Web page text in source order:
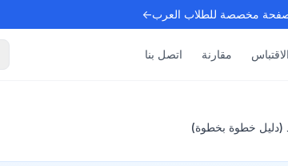
مخصصة للطلاب العرب←
مقارنة اتصل بنا
(دليل خطوة بخطوة)